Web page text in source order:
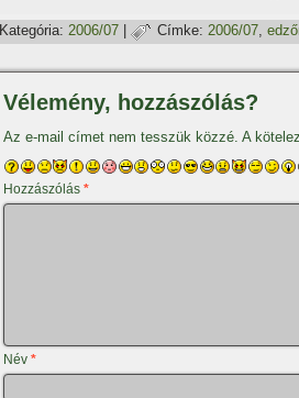
Kategória: 2006/07 Címke: 2006/07,
Vélemény, hozzászólás?
Az e-mail címet nem tesszük közzé. A
Hozzászólás *
Név *